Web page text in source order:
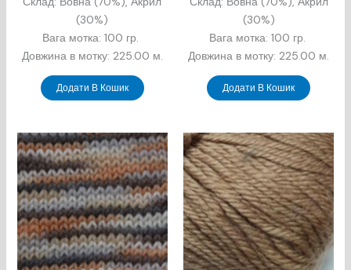
(30%)
Вага мотка: 100 гр.
Довжина в мотку: 225.00 м.
Додати В Кошик
(30%)
Вага мотка: 100 гр.
Довжина в мотку: 225.00 м.
Додати В Кошик